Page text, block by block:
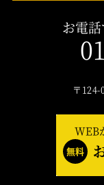
お電
〒124-
WEB
無料